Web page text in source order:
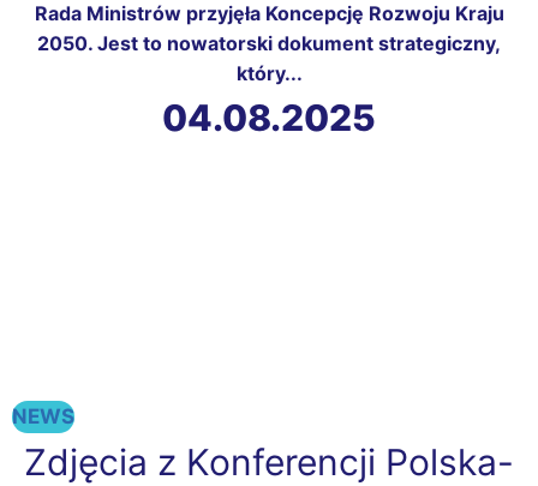
Rada Ministrów przyjęła Koncepcję Rozwoju Kraju
2050. Jest to nowatorski dokument strategiczny,
który...
04.08.2025
NEWS
Zdjęcia z Konferencji Polska-